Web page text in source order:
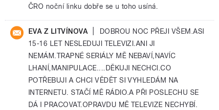
ČRO noční linku dobře se u toho usíná.
EVA Z LITVÍNOVA
DOBROU NOC PŘEJI VŠEM.ASI
15-16 LET NESLEDUJI TELEVIZI.ANI JI
NEMÁM.TRAPNÉ SERIÁLY MĚ NEBAVÍ,NAVÍC
LHANÍ,MANIPULACE....DĚKUJI NECHCI.CO
POTŘEBUJI A CHCI VĚDĚT SI VYHLEDÁM NA
INTERNETU. STAČÍ MĚ RÁDIO.A PŘI POSLECHU SE
DÁ I PRACOVAT.OPRAVDU MĚ TELEVIZE NECHYBÍ.